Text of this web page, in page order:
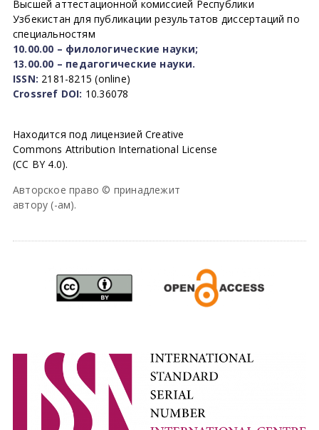
Высшей аттестационной комиссией Республики
Узбекистан для публикации результатов диссертаций по
специальностям
10.00.00 – филологические науки;
13.00.00 – педагогические науки.
ISSN: 2181-8215 (online)
Crossref DOI: 10.36078
Находится под лицензией Creative
Commons Attribution International License
(CC BY 4.0).
Авторское право © принадлежит
автору (-ам).